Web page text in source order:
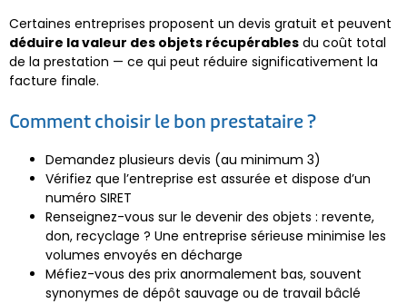
Certaines entreprises proposent un devis gratuit et peuvent
déduire la valeur des objets récupérables du coût total
de la prestation — ce qui peut réduire significativement la
facture finale.
Comment choisir le bon prestataire ?
Demandez plusieurs devis (au minimum 3)
Vérifiez que l’entreprise est assurée et dispose d’un
numéro SIRET
Renseignez-vous sur le devenir des objets : revente,
don, recyclage ? Une entreprise sérieuse minimise les
volumes envoyés en décharge
Méfiez-vous des prix anormalement bas, souvent
synonymes de dépôt sauvage ou de travail bâclé